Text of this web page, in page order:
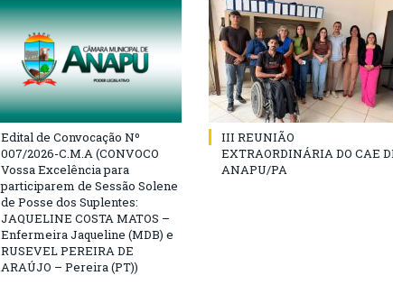
Edital de Convocação Nº
007/2026-C.M.A (CONVOCO
Vossa Excelência para
participarem de Sessão Solene
de Posse dos Suplentes:
JAQUELINE COSTA MATOS –
Enfermeira Jaqueline (MDB) e
RUSEVEL PEREIRA DE
ARAÚJO – Pereira (PT))
III REUNIÃO
EXTRAORDINÁRIA DO CAE
ANAPU/PA